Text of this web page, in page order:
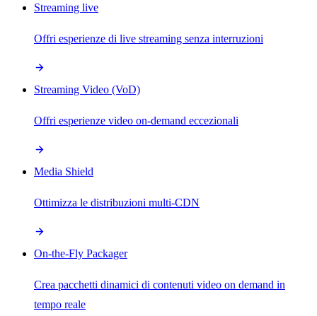
Streaming live
Offri esperienze di live streaming senza interruzioni
Streaming Video (VoD)
Offri esperienze video on-demand eccezionali
Media Shield
Ottimizza le distribuzioni multi-CDN
On-the-Fly Packager
Crea pacchetti dinamici di contenuti video on demand in
tempo reale